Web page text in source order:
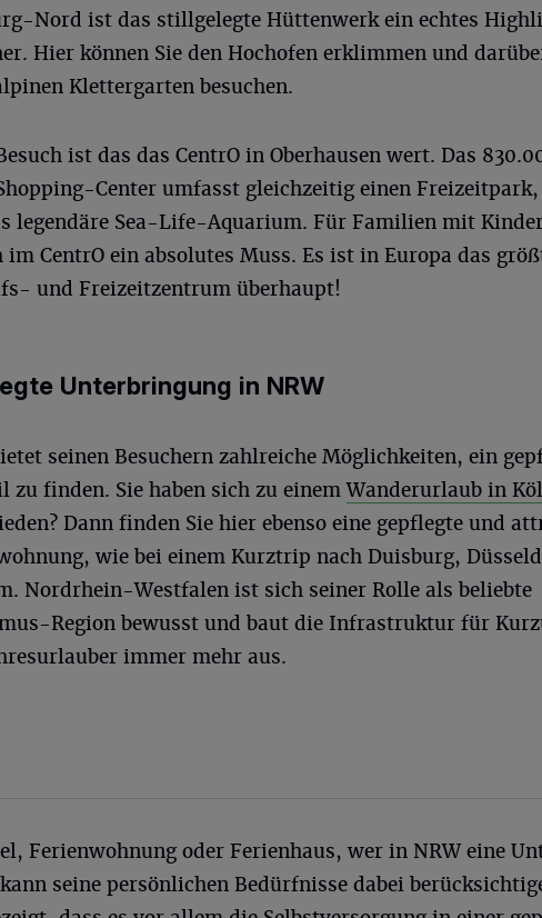
Nord ist das stillgelegte Hüttenwerk ein echtes
Hier können Sie den Hochofen erklimmen und
Klettergarten besuchen.
ist das das CentrO in Oberhausen wert. Das
Center umfasst gleichzeitig einen
legendäre Sea-Life-Aquarium. Für Familien mit
im CentrO ein absolutes Muss. Es ist in Europa das
und Freizeitzentrum überhaupt!
Unterbringung in NRW
seinen Besuchern zahlreiche Möglichkeiten, ein
zu finden. Sie haben sich zu einemWanderurlaub in
Dann finden Sie hier ebenso eine gepflegte und
wie bei einem Kurztrip nach Duisburg,
Nordrhein-Westfalen ist sich seiner Rolle als beliebte
Region bewusst und baut die Infrastruktur für
immer mehr aus.
Ferienwohnung oder Ferienhaus, wer in NRW eine
seine persönlichen Bedürfnisse dabei